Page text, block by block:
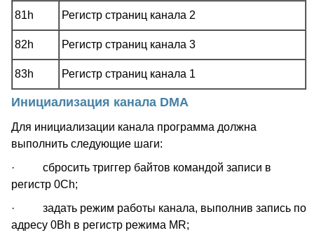
81h Регистр страниц канала 2
82h Регистр страниц канала 3
83h Регистр страниц канала 1
Инициализация канала DMA
Для инициализации канала программа должна
выполнить следующие шаги:
· сбросить триггер байтов командой записи в
регистр 0Ch;
· задать режим работы канала, выполнив запись по
адресу 0Bh в регистр режима MR;